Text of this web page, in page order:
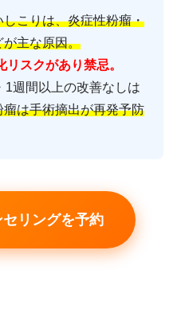
こりは、炎症性粉瘤・
が主な原因。
スクがあり禁忌。
1週間以上の改善なしは
瘤は手術摘出が再発予防
リングを予約